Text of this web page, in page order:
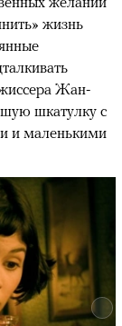
жизнь
Жан-
шкатулку с
и маленькими